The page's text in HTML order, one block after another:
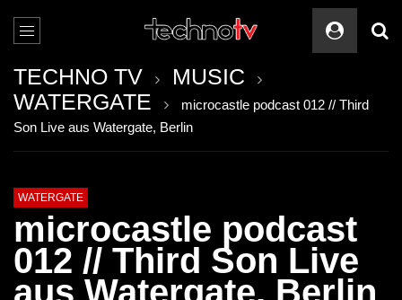
TECHNO TV
MUSIC
WATERGATE
microcastle podcast 012 // Third
Son Live aus Watergate, Berlin
WATERGATE
microcastle podcast
012 // Third Son Live
aus Watergate, Berlin